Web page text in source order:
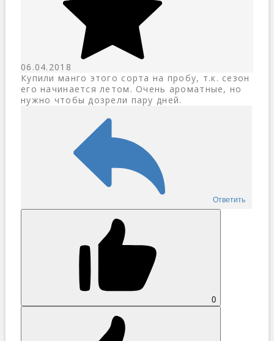
06.04.2018
Купили манго этого сорта на пробу, т.к. сезон
его начинается летом. Очень ароматные, но
нужно чтобы дозрели пару дней.
Ответить
0